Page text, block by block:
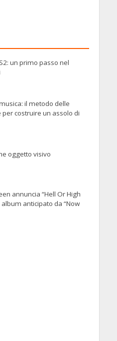
un primo passo nel
il metodo delle
costruire un assolo di
oggetto visivo
annuncia “Hell Or High
anticipato da “Now